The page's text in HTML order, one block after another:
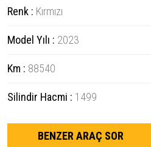
Renk : Kırmızı
Model Yılı : 2023
Km : 88540
Silindir Hacmi : 1499
BENZER ARAÇ SOR